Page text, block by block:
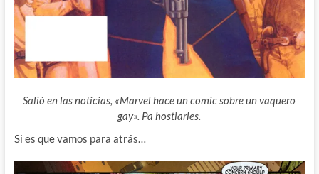
Salió en las noticias, «Marvel hace un comic sobre un vaquero
gay». Pa hostiarles.
Si es que vamos para atrás…